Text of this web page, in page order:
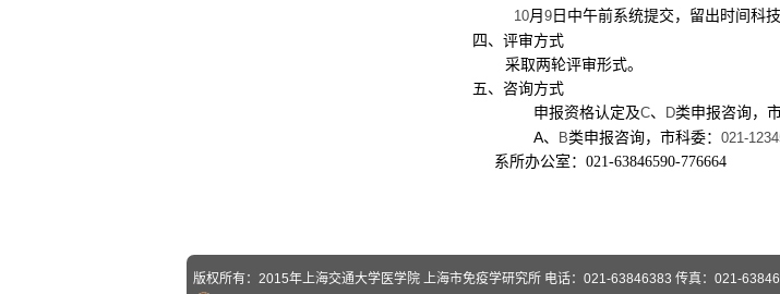
10月 9 日中午前系统提交，留出时间科技
四、评审方式
采取两轮评审形式。
五、咨询方式
申报资格认定及C、 D类申报咨询，
A、 B类申报咨询，市科委： 021-
系所办公室：021-63846590-776664
版权所有：2015年上海交通大学医学院 上海市免疫学研究所 电话：021-63846383 传真：021-